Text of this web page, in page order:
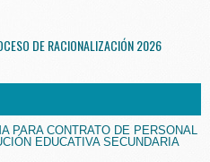
DE RACIONALIZACIÓN 2026
PARA CONTRATO DE PERSONAL
EDUCATIVA SECUNDARIA